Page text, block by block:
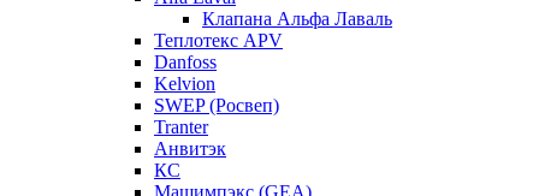
Клапана Альфа Лаваль
Теплотекс APV
Danfoss
Kelvion
SWEP (Росвеп)
Tranter
Анвитэк
КС
Машимпэкс (GEA)